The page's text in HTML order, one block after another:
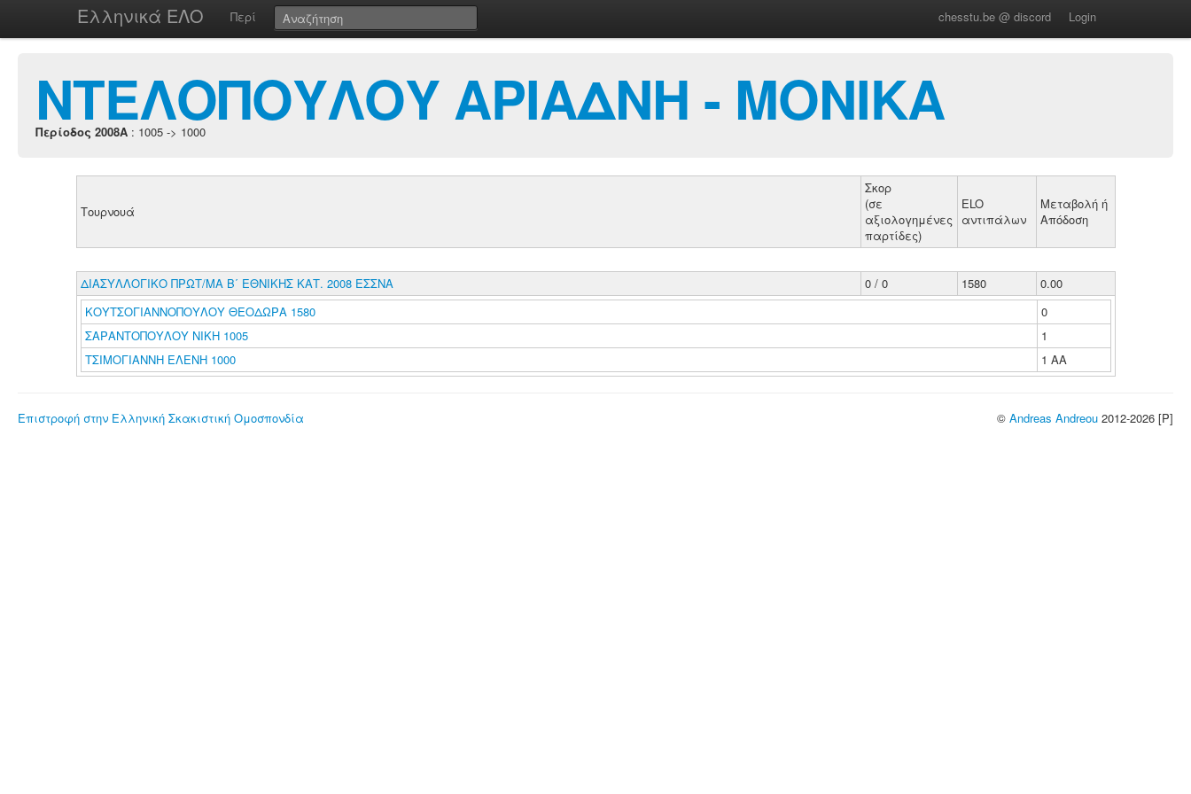
Ελληνικά ΕΛΟ Περί chesstu.be @ discord Login
ΝΤΕΛΟΠΟΥΛΟΥ ΑΡΙΑΔΝΗ - ΜΟΝΙΚΑ
Περίοδος 2008A : 1005 -> 1000
Τουρνουά
Σκορ
(σε
αξιολογημένες
παρτίδες)
ELO
αντιπάλων
Μεταβολή ή
Απόδοση
ΔΙΑΣΥΛΛΟΓΙΚΟ ΠΡΩΤ/ΜΑ Β΄ ΕΘΝΙΚΗΣ ΚΑΤ. 2008 ΕΣΣΝΑ 0 / 0 1580
0.00
ΚΟΥΤΣΟΓΙΑΝΝΟΠΟΥΛΟΥ ΘΕΟΔΩΡΑ 1580
0
ΣΑΡΑΝΤΟΠΟΥΛΟΥ ΝΙΚΗ 1005
1
ΤΣΙΜΟΓΙΑΝΝΗ ΕΛΕΝΗ 1000
1 ΑΑ
Επιστροφή στην Ελληνική Σκακιστική Ομοσπονδία © Andreas Andreou 2012-2026 [P]